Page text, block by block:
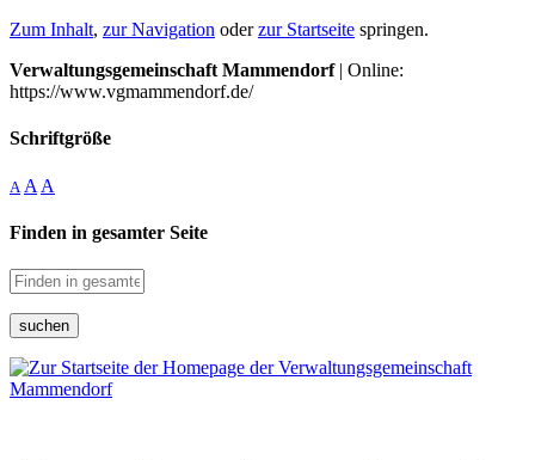
Zum Inhalt, zur Navigation oderzur Startseite springen.
Verwaltungsgemeinschaft Mammendorf| Online:
https://www.vgmammendorf.de/
Schriftgröße
A A A
Finden in gesamter Seite
suchen